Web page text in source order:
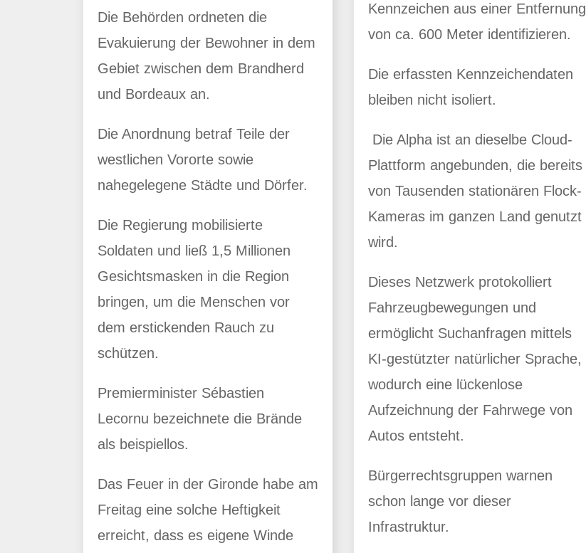
Die Behörden ordneten die
Evakuierung der Bewohner in dem
Gebiet zwischen dem Brandherd
und Bordeaux an.
Die Anordnung betraf Teile der
westlichen Vororte sowie
nahegelegene Städte und Dörfer.
Die Regierung mobilisierte
Soldaten und ließ 1,5 Millionen
Gesichtsmasken in die Region
bringen, um die Menschen vor
dem erstickenden Rauch zu
schützen.
Premierminister Sébastien
Lecornu bezeichnete die Brände
als beispiellos.
Das Feuer in der Gironde habe am
Freitag eine solche Heftigkeit
erreicht, dass es eigene Winde
Kennzeichen aus einer Entfernung
von ca. 600 Meter identifizieren.
Die erfassten Kennzeichendaten
bleiben nicht isoliert.
Die Alpha ist an dieselbe Cloud-
Plattform angebunden, die bereits
von Tausenden stationären Flock-
Kameras im ganzen Land genutzt
wird.
Dieses Netzwerk protokolliert
Fahrzeugbewegungen und
ermöglicht Suchanfragen mittels
KI-gestützter natürlicher Sprache,
wodurch eine lückenlose
Aufzeichnung der Fahrwege von
Autos entsteht.
Bürgerrechtsgruppen warnen
schon lange vor dieser
Infrastruktur.